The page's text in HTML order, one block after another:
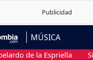
MÚSICA
de la Espriella